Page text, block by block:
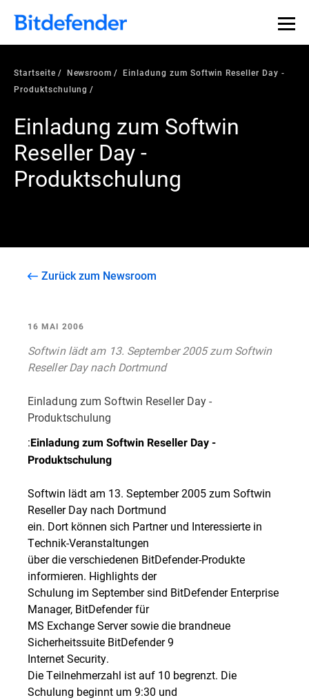
Startseite Newsroom
Einladung zum Softwin Reseller Day -
Produktschulung
Einladung zum Softwin
Reseller Day -
Produktschulung
Zurück zum Newsroom
16 MAI 2006
Softwin lädt am 13. September 2005 zum Softwin
Reseller Day nach Dortmund
Einladung zum Softwin Reseller Day -
Produktschulung
:Einladung zum Softwin Reseller Day -
Produktschulung
Softwin lädt am 13. September 2005 zum Softwin
Reseller Day nach Dortmund
ein. Dort können sich Partner und Interessierte in
Technik-Veranstaltungen
über die verschiedenen BitDefender-Produkte
informieren. Highlights der
Schulung im September sind BitDefender Enterprise
Manager, BitDefender für
MS Exchange Server sowie die brandneue
Sicherheitssuite BitDefender 9
Internet Security.
Die Teilnehmerzahl ist auf 10 begrenzt. Die
Schulung beginnt um 9:30 und